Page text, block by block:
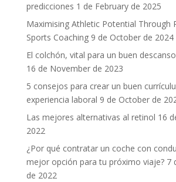
predicciones 1 de February de 2025
Maximising Athletic Potential Through
Sports Coaching 9 de October de 2024
El colchón, vital para un buen
16 de November de 2023
5 consejos para crear un buen
experiencia laboral 9 de October de
Las mejores alternativas al retinol 16
2022
¿Por qué contratar un coche con
mejor opción para tu próximo viaje? 7
de 2022